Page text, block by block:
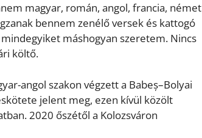
magyar, román, angol, francia, német
bennem zenélő versek és kattogó
máshogyan szeretem. Nincs
költő.
angol szakon végzett a Babeș–Bolyai
jelent meg, ezen kívül közölt
2020 őszétől a Kolozsváron